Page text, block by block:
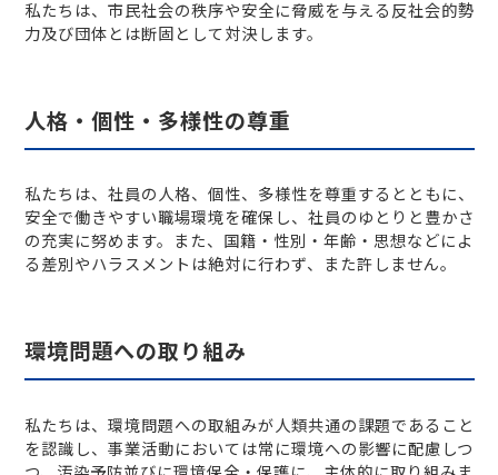
私たちは、市民社会の秩序や安全に脅威を与える反社会的勢
力及び団体とは断固として対決します。
人格・個性・多様性の尊重
私たちは、社員の人格、個性、多様性を尊重するとともに、
安全で働きやすい職場環境を確保し、社員のゆとりと豊かさ
の充実に努めます。また、国籍・性別・年齢・思想などによ
る差別やハラスメントは絶対に行わず、また許しません。
環境問題への取り組み
私たちは、環境問題への取組みが人類共通の課題であること
を認識し、事業活動においては常に環境への影響に配慮しつ